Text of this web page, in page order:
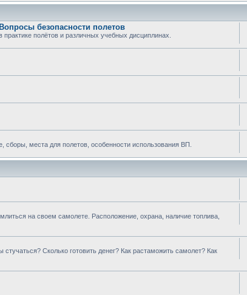
безопасности полетов
полётов и различных учебных дисциплинах.
места для полетов, особенности использования ВП.
на своем самолете. Расположение, охрана, наличие топлива,
Сколько готовить денег? Как растаможить самолет? Как